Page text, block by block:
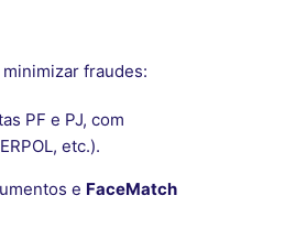
fraudes:
PF e PJ, com
etc.).
e FaceMatch